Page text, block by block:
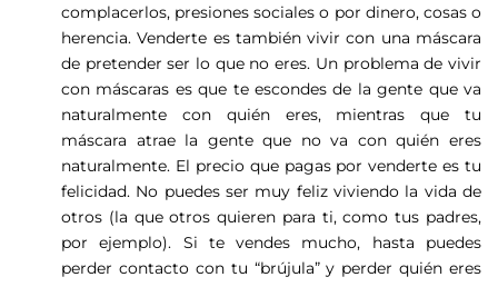
complacerlos, presiones sociales o por dinero, cosas o
herencia.Venderte es también vivir con una máscara
de pretender ser lo que no eres. Un problema de vivir
con máscaras es que te escondes de la gente que va
naturalmente con quién eres, mientras que tu
máscara atrae la gente que no va con quién eres
naturalmente. El precio que pagas por venderte es tu
felicidad. No puedes ser muy feliz viviendo la vida de
otros (la que otros quieren para ti, como tus padres,
por ejemplo). Si te vendes mucho, hasta puedes
perder contacto con tu “brújula” y perder quién eres